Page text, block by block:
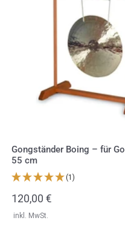
Gongständer Boing – für
55 cm
(1)
Regulärer
Preis
120,00 €
inkl. MwSt.